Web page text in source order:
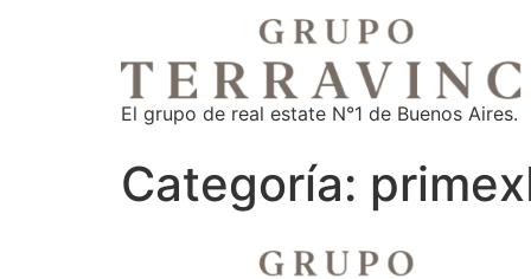
El grupo de real estate N°1 de Buenos Aires.
Categoría: